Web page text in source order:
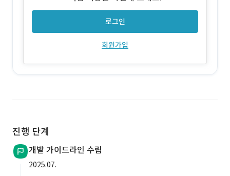
로그인
회원가입
진행 단계
개발 가이드라인 수립
2025.07.